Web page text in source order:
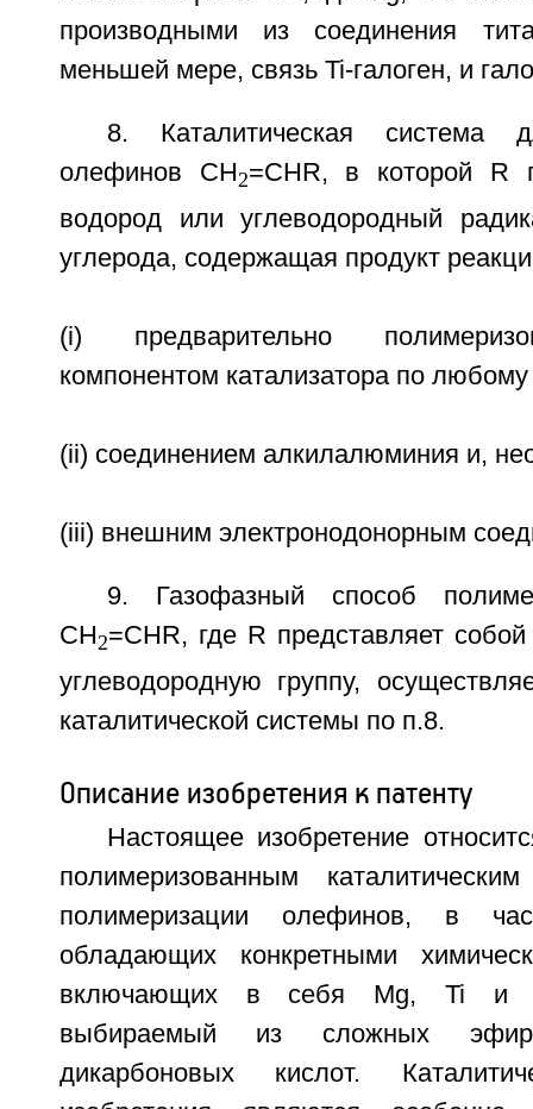
производными из соединения
меньшей мере, связь Ti-галоген, и
8. Каталитическая система
олефинов CH2=CHR, в которой R
водород или углеводородный
углерода, содержащая продукт
(i) предварительно
компонентом катализатора по любому
(ii) соединением алкилалюминия и,
(iii) внешним электронодонорным
9. Газофазный способ
CH2=CHR, где R представляет
углеводородную группу,
каталитической системы по п.8.
Описание изобретения к патенту
Настоящее изобретение
полимеризованным
полимеризации олефинов, в
обладающих конкретными
включающих в себя Mg, Ti и
выбираемый из сложных
дикарбоновых кислот.